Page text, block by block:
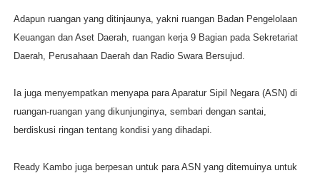
Adapun ruangan yang ditinjaunya, yakni ruangan Badan Pengelolaan
Keuangan dan Aset Daerah, ruangan kerja 9 Bagian pada Sekretariat
Daerah, Perusahaan Daerah dan Radio Swara Bersujud.
Ia juga menyempatkan menyapa para Aparatur Sipil Negara (ASN) di
ruangan-ruangan yang dikunjunginya, sembari dengan santai,
berdiskusi ringan tentang kondisi yang dihadapi.
Ready Kambo juga berpesan untuk para ASN yang ditemuinya untuk